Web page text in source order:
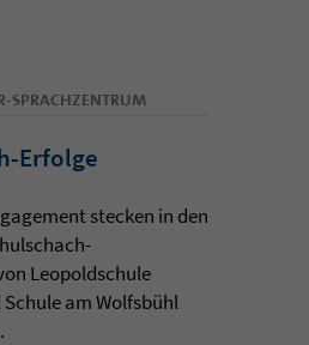
SPRACHZENTRUM
Erfolge
stecken in den
Leopoldschule
am Wolfsbühl